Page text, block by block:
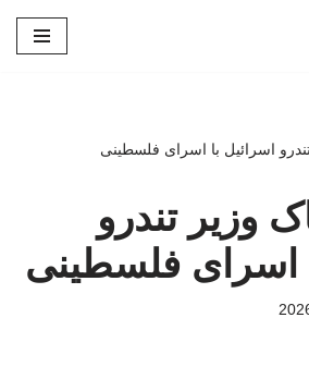
اسرائیل با اسرای فلسطینی
وزیر تندرو
اسرای فلسطینی